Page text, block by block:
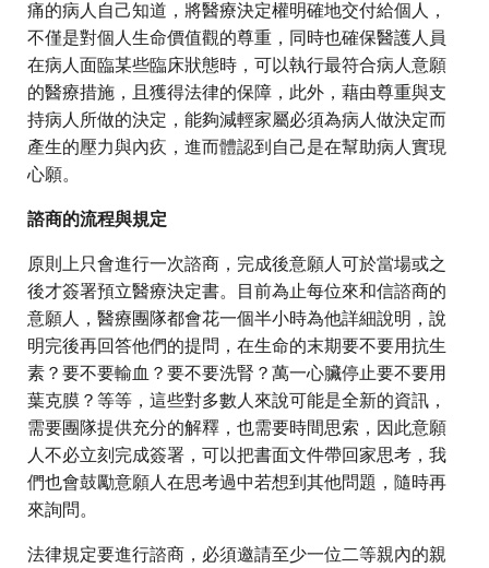
痛的病人自己知道，將醫療決定權明確地交付給個人，
不僅是對個人生命價值觀的尊重，同時也確保醫護人員
在病人面臨某些臨床狀態時，可以執行最符合病人意願
的醫療措施，且獲得法律的保障，此外，藉由尊重與支
持病人所做的決定，能夠減輕家屬必須為病人做決定而
產生的壓力與內疚，進而體認到自己是在幫助病人實現
心願。
諮商的流程與規定
原則上只會進行一次諮商，完成後意願人可於當場或之
後才簽署預立醫療決定書。目前為止每位來和信諮商的
意願人，醫療團隊都會花一個半小時為他詳細說明，說
明完後再回答他們的提問，在生命的末期要不要用抗生
素？要不要輸血？要不要洗腎？萬一心臟停止要不要用
葉克膜？等等，這些對多數人來說可能是全新的資訊，
需要團隊提供充分的解釋，也需要時間思索，因此意願
人不必立刻完成簽署，可以把書面文件帶回家思考，我
們也會鼓勵意願人在思考過中若想到其他問題，隨時再
來詢問。
法律規定要進行諮商，必須邀請至少一位二等親內的親